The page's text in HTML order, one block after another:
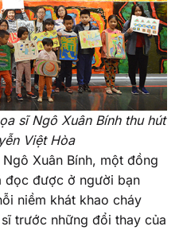
sĩ Ngô Xuân Bính thu hút
Việt Hòa
Xuân Bính, một đồng
đọc được ở người bạn
niềm khát khao cháy
trước những đổi thay của